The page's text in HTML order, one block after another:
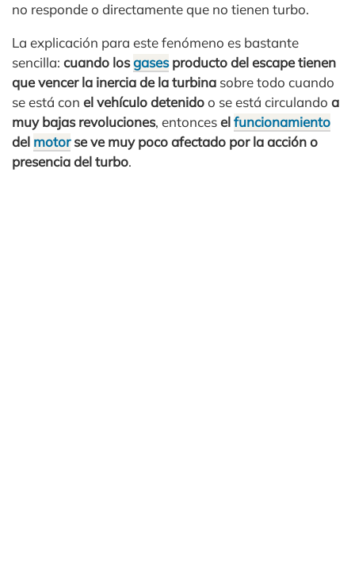
no responde o directamente que no tienen turbo.
La explicación para este fenómeno es bastante
sencilla: cuando losgasesproducto del escape tienen
que vencer la inercia de la turbina sobre todo cuando
se está con el vehículo detenidoo se está circulando a
muy bajas revoluciones, entonceselfuncionamiento
del motorse ve muy poco afectado por la acción o
presencia del turbo.